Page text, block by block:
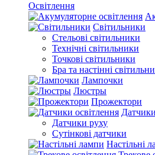
Освітлення
Світильники
Стельові світильники
Технічні світильники
Точкові світильники
Бра та настінні
Лампочки
Люстры
Прожектори
Датчики руху
Сутінкові датчики
Настільні